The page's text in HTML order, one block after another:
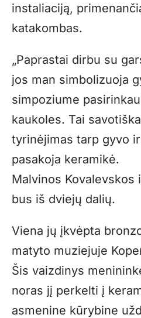
instaliaciją,
katakombas.
„Paprastai dirbu su
jos man simbolizuoja
simpoziume
kaukoles. Tai
tyrinėjimas tarp gyvo ir
pasakoja keramikė.
Malvinos Kovalevskos
bus iš dviejų dalių.
Viena jų įkvėpta
matyto muziejuje
Šis vaizdinys
noras jį perkelti į
asmenine kūrybine